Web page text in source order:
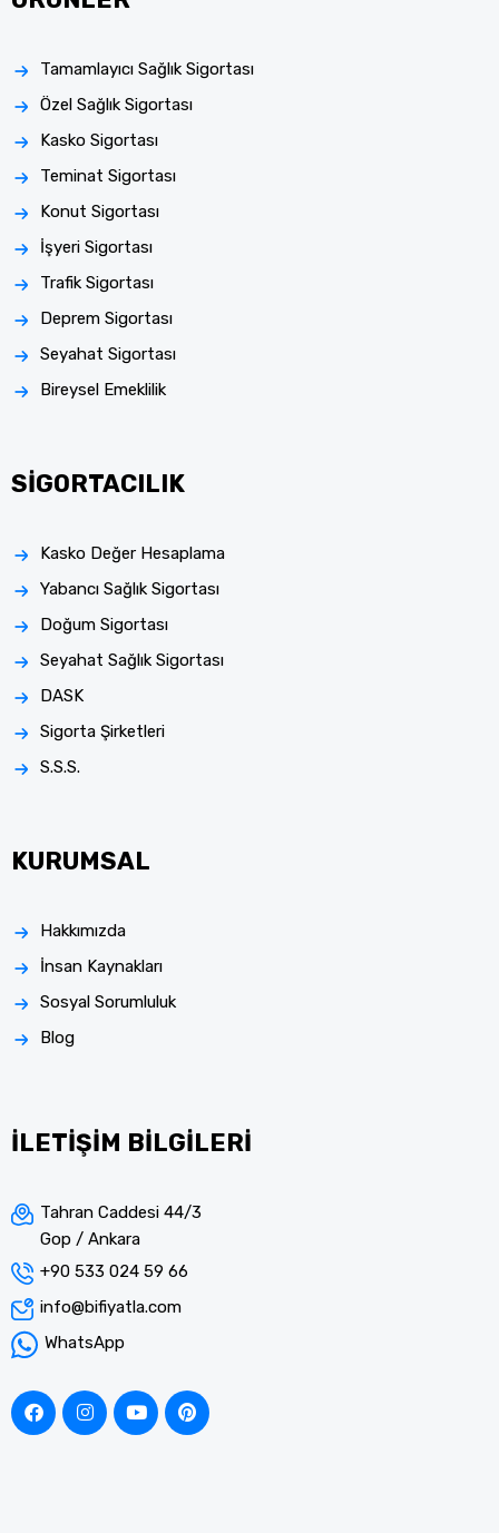
Tamamlayıcı Sağlık Sigortası
Özel Sağlık Sigortası
Kasko Sigortası
Teminat Sigortası
Konut Sigortası
İşyeri Sigortası
Trafik Sigortası
Deprem Sigortası
Seyahat Sigortası
Bireysel Emeklilik
SİGORTACILIK
Kasko Değer Hesaplama
Yabancı Sağlık Sigortası
Doğum Sigortası
Seyahat Sağlık Sigortası
DASK
Sigorta Şirketleri
S.S.S.
KURUMSAL
Hakkımızda
İnsan Kaynakları
Sosyal Sorumluluk
Blog
İLETİŞİM BİLGİLERİ
Tahran Caddesi 44/3
Gop / Ankara
+90 533 024 59 66
info@bifiyatla.com
WhatsApp